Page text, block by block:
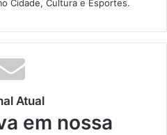
Cidade, Cultura e Esportes.
Atual
em nossa